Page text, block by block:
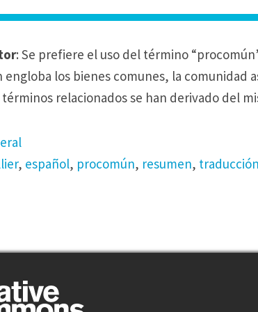
: Se prefiere el uso del término
los bienes comunes, la comunidad
relacionados se han derivado del
, español, procomún, resumen, traducción